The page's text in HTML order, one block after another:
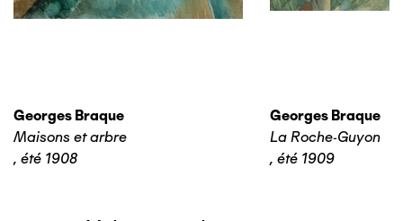
Georges Braque
Maisons et arbre
, été 1908
Georges Braque
La Roche-Guyon
, été 1909